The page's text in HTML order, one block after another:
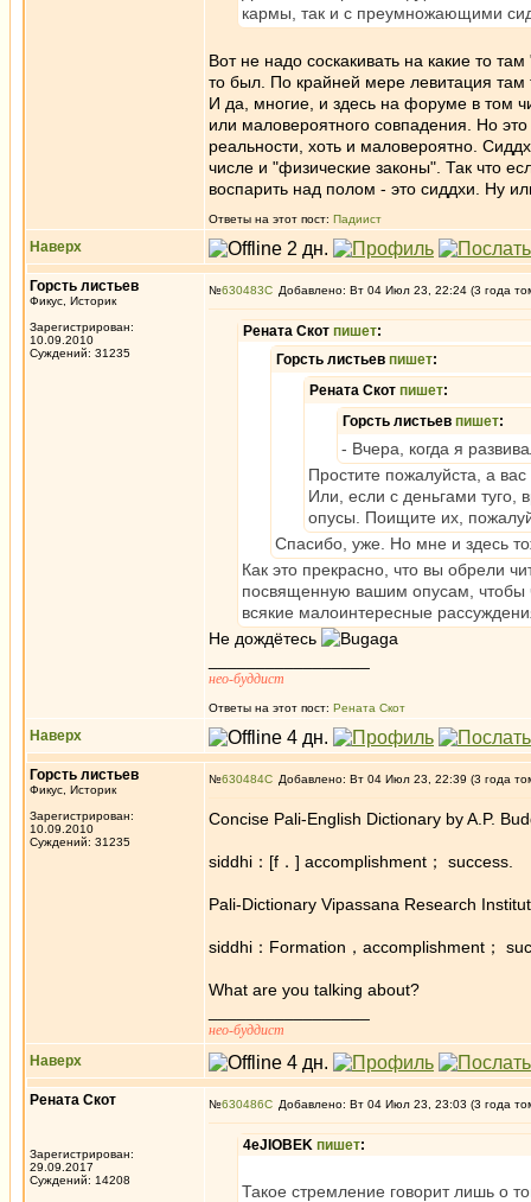
кармы, так и с преумножающими
Вот не надо соскакивать на какие то
то был. По крайней мере левитация там
И да, многие, и здесь на форуме в том
или маловероятного совпадения. Но
реальности, хоть и маловероятно.
числе и "физические законы". Так что
воспарить над полом - это сиддхи. Ну
Ответы на этот пост: Падиист
Наверх
Горсть листьев
Фикус, Историк
Зарегистрирован:
10.09.2010
Суждений: 31235
№630483 Добавлено: Вт 04 Июл 23, 22:24 (3 года
Рената Скот пишет:
Горсть листьев пишет:
Рената Скот пишет:
Горсть листьев пишет:
- Вчера, когда я
Простите пожалуйста, а
Или, если с деньгами туго,
опусы. Поищите их,
Спасибо, уже. Но мне и здесь
Как это прекрасно, что вы обрели
посвященную вашим опусам, чтобы
всякие малоинтересные
Не дождётесь
нео-буддист
Ответы на этот пост: Рената Скот
Наверх
Горсть листьев
Фикус, Историк
Зарегистрирован:
10.09.2010
Суждений: 31235
№630484 Добавлено: Вт 04 Июл 23, 22:39 (3 года
Concise Pali-English Dictionary by A.P.
siddhi：[f．] accomplishment； success.
Pali-Dictionary Vipassana Research
siddhi：Formation，accomplishment；
What are you talking about?
нео-буддист
Наверх
Рената Скот
Зарегистрирован:
29.09.2017
Суждений: 14208
№630486 Добавлено: Вт 04 Июл 23, 23:03 (3 года
4eJIOBEK пишет:
Такое стремление говорит лишь о